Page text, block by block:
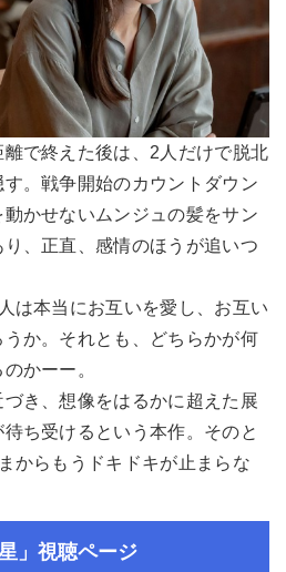
で終えた後は、2人だけで脱北
。戦争開始のカウントダウン
かせないムンジュの髪をサン
、正直、感情のほうが追いつ
は本当にお互いを愛し、お互い
か。それとも、どちらかが何
かーー。
き、想像をはるかに超えた展
ち受けるという本作。そのと
からもうドキドキが止まらな
星」視聴ページ